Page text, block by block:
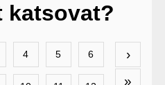
katsovat?
›
»
4 5 6